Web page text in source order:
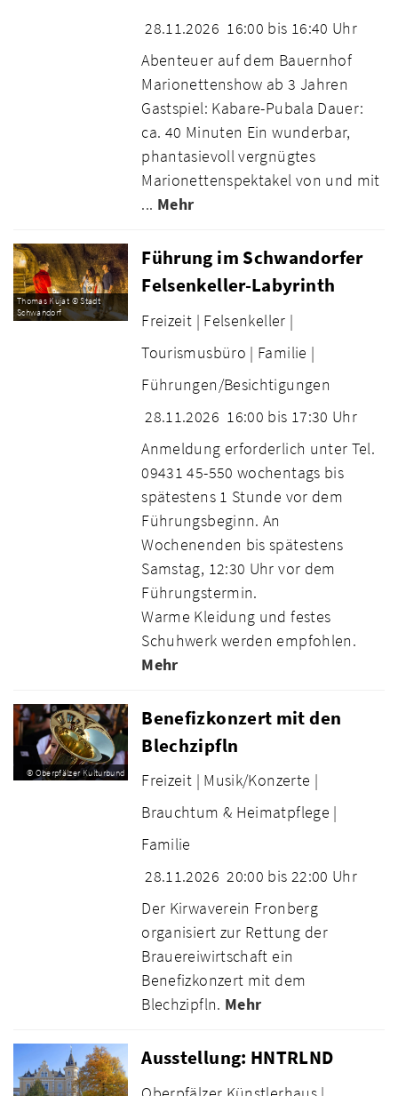
28.11.2026 16:00 bis 16:40 Uhr
Abenteuer auf dem Bauernhof
Marionettenshow ab 3 Jahren
Gastspiel: Kabare-Pubala Dauer:
ca. 40 Minuten Ein wunderbar,
phantasievoll vergnügtes
Marionettenspektakel von und mit
... Mehr
Thomas Kujat © Stadt
Schwandorf
Führung im Schwandorfer
Felsenkeller-Labyrinth
Freizeit | Felsenkeller |
Tourismusbüro | Familie |
Führungen/Besichtigungen
28.11.2026 16:00 bis 17:30 Uhr
Anmeldung erforderlich unter Tel.
09431 45-550 wochentags bis
spätestens 1 Stunde vor dem
Führungsbeginn. An
Wochenenden bis spätestens
Samstag, 12:30 Uhr vor dem
Führungstermin.
Warme Kleidung und festes
Schuhwerk werden empfohlen.
Mehr
© Oberpfälzer Kulturbund
Benefizkonzert mit den
Blechzipfln
Freizeit | Musik/Konzerte |
Brauchtum & Heimatpflege |
Familie
28.11.2026 20:00 bis 22:00 Uhr
Der Kirwaverein Fronberg
organisiert zur Rettung der
Brauereiwirtschaft ein
Benefizkonzert mit dem
Blechzipfln. Mehr
Ausstellung: HNTRLND